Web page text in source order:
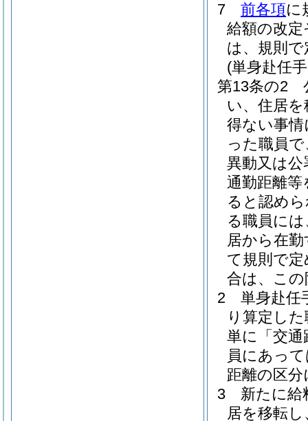
7
前各項に
給額の改
は、規則
(単身赴任
第13条の2
い、住居
得ない事
った職員
異動又は
通勤距離
ると認め
る職員に
居から在
て規則で
合は、こ
2
単身赴任
り算定し
単に「交
員にあっ
距離の区
3
新たに給
居を移転